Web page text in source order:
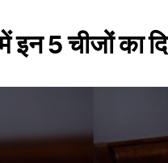
इन 5 चीजों का